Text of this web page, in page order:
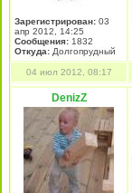
Зарегистрирован: 03
апр 2012, 14:25
Сообщения: 1832
Откуда: Долгопрудный
04 июл 2012, 08:17
DenizZ